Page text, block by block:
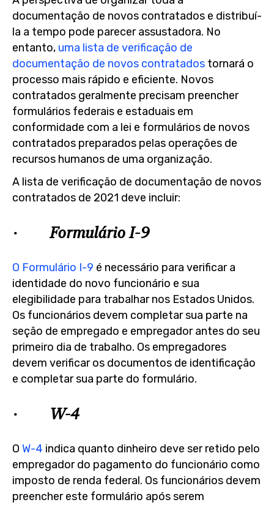
documentação de novos contratados e distribuí-
la a tempo pode parecer assustadora. No
entanto, uma lista de verificação de
documentação de novos contratados tornará o
processo mais rápido e eficiente. Novos
contratados geralmente precisam preencher
formulários federais e estaduais em
conformidade com a lei e formulários de novos
contratados preparados pelas operações de
recursos humanos de uma organização.
A lista de verificação de documentação de novos
contratados de 2021 deve incluir:
· Formulário I-9
O Formulário I-9 é necessário para verificar a
identidade do novo funcionário e sua
elegibilidade para trabalhar nos Estados Unidos.
Os funcionários devem completar sua parte na
seção de empregado e empregador antes do seu
primeiro dia de trabalho. Os empregadores
devem verificar os documentos de identificação
e completar sua parte do formulário.
· W-4
O W-4 indica quanto dinheiro deve ser retido pelo
empregador do pagamento do funcionário como
imposto de renda federal. Os funcionários devem
preencher este formulário após serem